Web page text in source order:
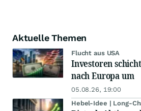
Aktuelle Themen
Flucht aus USA
Investoren
nach Europa um
05.08.26, 19:00
Hebel-Idee | Long-